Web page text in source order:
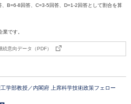
B=6-8回答、C=3-5回答、D=1-2回答として割合を算
です。
続意向データ（PDF）
学部教授／内閣府 上席科学技術政策フェロー